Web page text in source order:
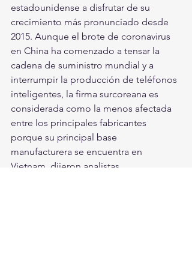
estadounidense a disfrutar de su
crecimiento más pronunciado desde
2015. Aunque el brote de coronavirus
en China ha comenzado a tensar la
cadena de suministro mundial y a
interrumpir la producción de teléfonos
inteligentes, la firma surcoreana es
considerada como la menos afectada
entre los principales fabricantes
porque su principal base
manufacturera se encuentra en
Vietnam, dijeron analistas.